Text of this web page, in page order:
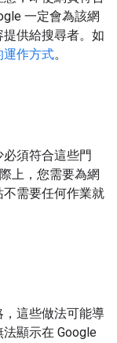
一定會為該網
供給搜尋者。如
運作方式。
須符合這些門
上，您需要為網
需要任何作業就
這些做法可能導
顯示在 Google